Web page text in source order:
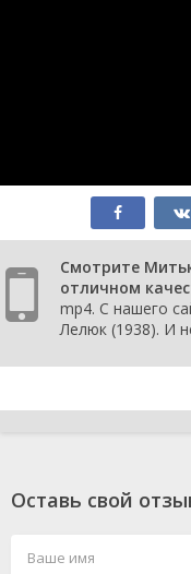
Смотрите
отличном
mp4. С нашего
Лелюк (1938). И
Оставь свой